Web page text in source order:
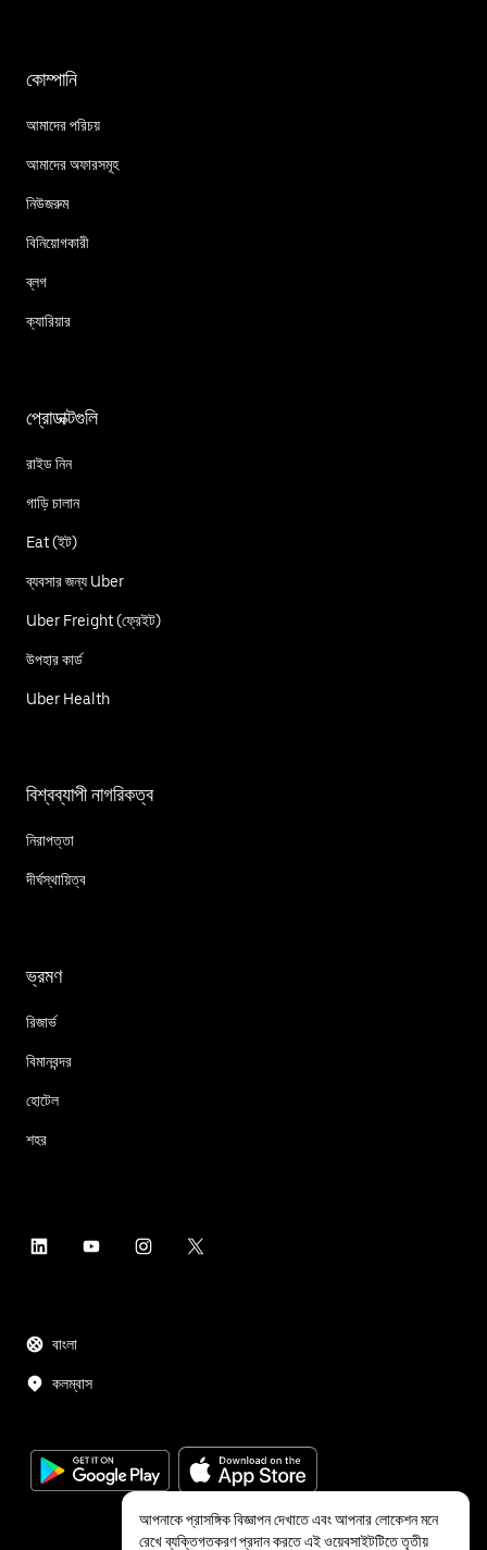
কোম্পানি
আমাদের পরিচয়
আমাদের অফারসমূহ
নিউজরুম
বিনিয়োগকারী
ব্লগ
ক্যারিয়ার
প্রোডাক্টগুলি
রাইড নিন
গাড়ি চালান
Eat (ইট)
ব্যবসার জন্য Uber
Uber Freight (ফ্রেইট)
উপহার কার্ড
Uber Health
বিশ্বব্যাপী নাগরিকত্ব
নিরাপত্তা
দীর্ঘস্থায়িত্ব
ভ্রমণ
রিজার্ভ
বিমানবন্দর
হোটেল
শহর
বাংলা
কলম্বাস
আপনাকে প্রাসঙ্গিক বিজ্ঞাপন দেখাতে এবং আপনার লোকেশন মনে
রেখে ব্যক্তিগতকরণ প্রদান করতে এই ওয়েবসাইটটিতে তৃতীয়